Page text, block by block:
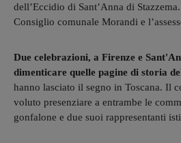
dell’Eccidio di Sant’Anna di
Consiglio comunale Morandi e
Due celebrazioni, a Firenze e
dimenticare quelle pagine di storia
hanno lasciato il segno in Toscana. Il
voluto presenziare a entrambe le
gonfalone e due suoi rappresentanti